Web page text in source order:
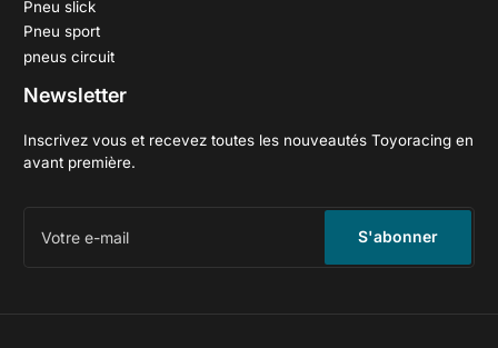
Pneu slick
Pneu sport
pneus circuit
Newsletter
Inscrivez vous et recevez toutes les nouveautés Toyoracing en
avant première.
S'abonner